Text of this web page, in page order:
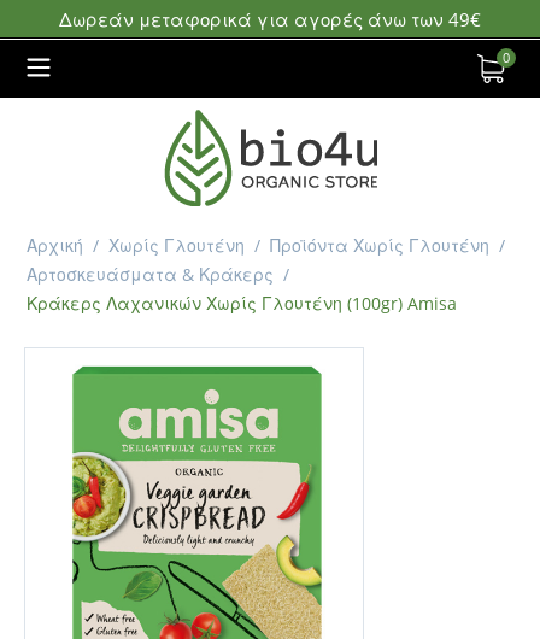
Δωρεάν μεταφορικά για αγορές άνω των 49€
0
Αρχική / Χωρίς Γλουτένη / Προϊόντα Χωρίς Γλουτένη /
Αρτοσκευάσματα & Κράκερς /
Κράκερς Λαχανικών Χωρίς Γλουτένη (100gr) Amisa